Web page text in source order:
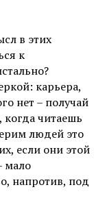
в этих
к
карьера,
нет – получай
читаешь
людей это
если они этой
мало
напротив, под